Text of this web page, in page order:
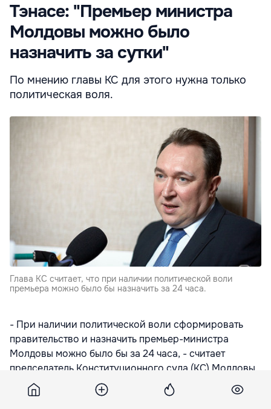
Тэнасе: "Премьер министра
Молдовы можно было
назначить за сутки"
По мнению главы КС для этого нужна только
политическая воля.
Глава КС считает, что при наличии политической воли
премьера можно было бы назначить за 24 часа.
- При наличии политической воли сформировать
правительство и назначить премьер-министра
Молдовы можно было бы за 24 часа, - считает
председатель Конституционного суда (КС) Молдовы
Александр Тэнасе.